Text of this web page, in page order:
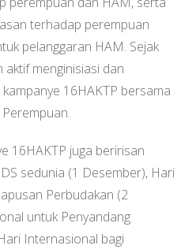
terhadap perempuan
pelanggaran HAM. Sejak
menginisiasi dan
16HAKTP bersama
16HAKTP juga beririsan
sedunia (1 Desember), Hari
Perbudakan (2
untuk Penyandang
Internasional bagi